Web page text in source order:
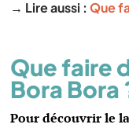
→ Lire aussi :Que
Que faire
Bora Bora
Pour découvrir le